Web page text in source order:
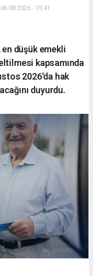
- 15:41
en düşük emekli
kapsamında
2026'da hak
duyurdu.